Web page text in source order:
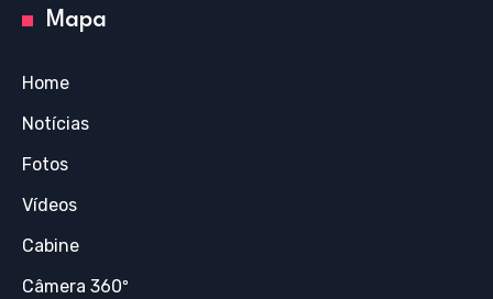
Mapa
Home
Notícias
Fotos
Vídeos
Cabine
Câmera 360º